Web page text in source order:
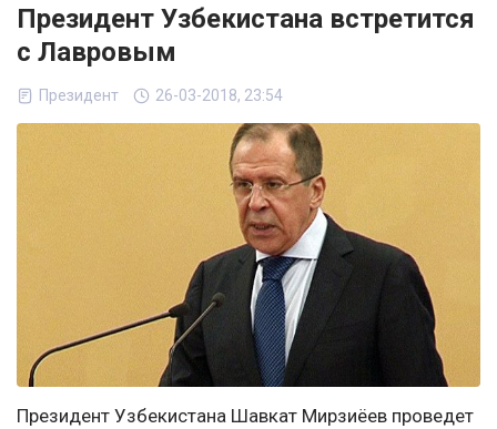
Президент Узбекистана встретится
с Лавровым
Президент 26-03-2018, 23:54
Президент Узбекистана Шавкат Мирзиёев проведет